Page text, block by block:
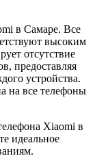
в Самаре. Все
высоким
отсутствие
предоставляя
устройства.
на все телефоны
Xiaomi в
идеальное